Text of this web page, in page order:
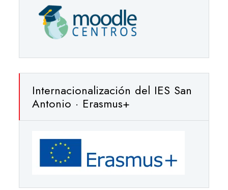
Internacionalización del IES San
Antonio · Erasmus+